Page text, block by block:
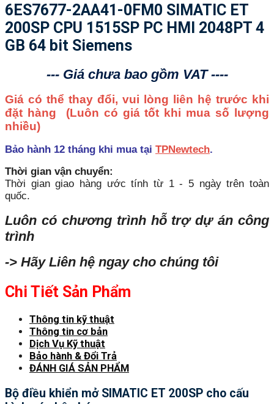
6ES7677-2AA41-0FM0 SIMATIC ET
200SP CPU 1515SP PC HMI 2048PT 4
GB 64 bit Siemens
--- Giá chưa bao gồm VAT ----
Giá có thể thay đổi, vui lòng liên hệ trước khi
đặt hàng (Luôn có giá tốt khi mua số lượng
nhiều)
Bảo hành 12 tháng khi mua tại TPNewtech.
Thời gian vận chuyển:
Thời gian giao hàng ước tính từ 1 - 5 ngày trên toàn
quốc.
Luôn có chương trình hỗ trợ dự án công
trình
-> Hãy Liên hệ ngay cho chúng tôi
Chi Tiết Sản Phẩm
Thông tin kỹ thuật
Thông tin cơ bản
Dịch Vụ Kỹ thuật
Bảo hành & Đổi Trả
ĐÁNH GIÁ SẢN PHẨM
Bộ điều khiển mở SIMATIC ET 200SP cho cấu